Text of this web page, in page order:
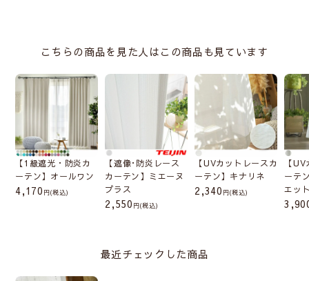
こちらの商品を見た人はこの商品も見ています
【1級遮光・防炎カ
ーテン】オールワン
4,170 (税込)
【遮像･防炎レース
カーテン】ミエーヌ
プラス
2,550 (税込)
【UVカットレースカ
ーテン】キナリネ
2,340 (税込)
【
ーテ
エッ
最近チェックした商品